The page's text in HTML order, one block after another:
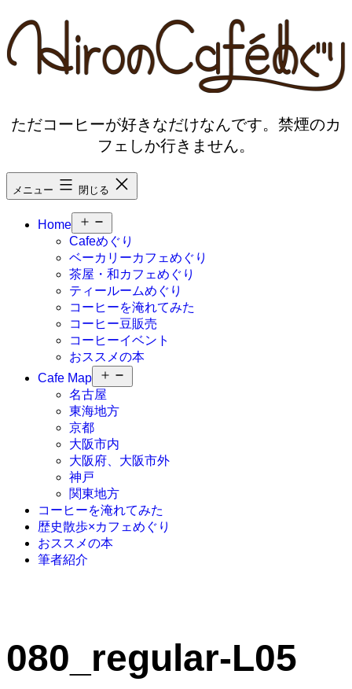
ン
テ
ン
キ
ただコーヒーが好きなだけなんです。禁煙のカ
フェしか行きません。
メニュー 閉じる
Home
ニ
ュ
ー
を
開
く
Cafeめぐり
ベーカリーカフェめぐり
茶屋・和カフェめぐり
ティールームめぐり
コーヒーを淹れてみた
コーヒー豆販売
コーヒーイベント
おススメの本
Cafe Map
ニ
く
名古屋
東海地方
京都
大阪市内
大阪府、大阪市外
神戸
関東地方
コーヒーを淹れてみた
歴史散歩×カフェめぐり
おススメの本
筆者紹介
080_regular-L05